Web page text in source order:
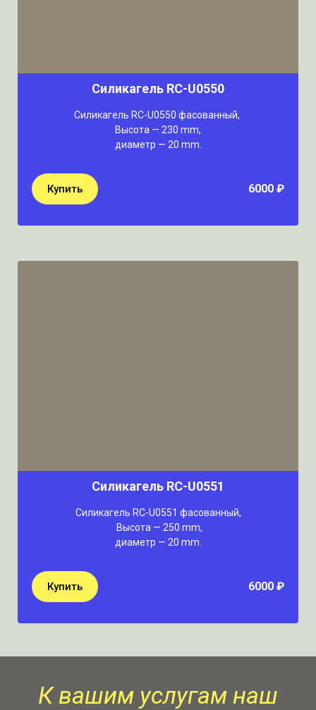
Силикагель RC-U0550
Силикагель RC-U0550 фасованный,
Высота — 230 mm,
диаметр — 20 mm.
Купить 6000 ₽
Силикагель RC-U0551
Силикагель RC-U0551 фасованный,
Высота — 250 mm,
диаметр — 20 mm.
Купить 6000 ₽
К вашим услугам наш